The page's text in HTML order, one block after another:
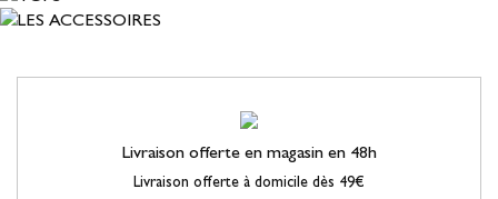
Livraison offerte en magasin en 48h
Livraison offerte à domicile dès 49€